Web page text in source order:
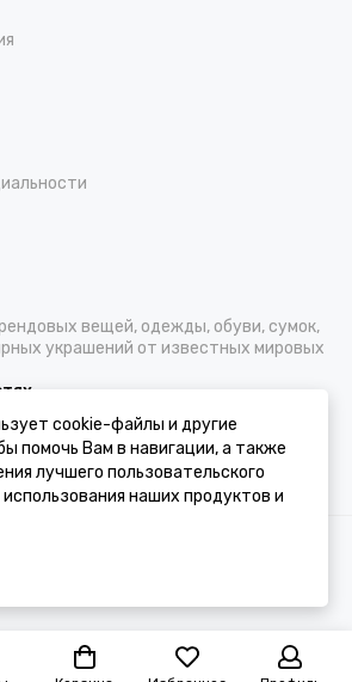
вещей, одежды, обуви, сумок,
украшений от известных мировых
cookie-файлы и другие
помочь Вам в навигации, а также
лучшего пользовательского
наших продуктов и